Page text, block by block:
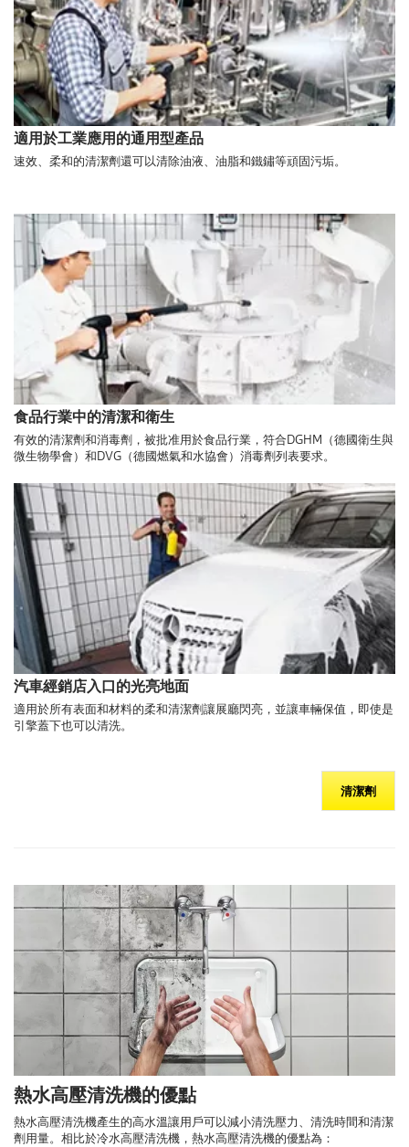
適用於工業應用的通用型產品
速效、柔和的清潔劑還可以清除油液、油脂和鐵鏽等頑固污垢。
食品行業中的清潔和衛生
有效的清潔劑和消毒劑，被批准用於食品行業，符合DGHM（德國衛生與
微生物學會）和DVG（德國燃氣和水協會）消毒劑列表要求。
汽車經銷店入口的光亮地面
適用於所有表面和材料的柔和清潔劑讓展廳閃亮，並讓車輛保值，即使是
引擎蓋下也可以清洗。
清潔劑
熱水高壓清洗機的優點
熱水高壓清洗機產生的高水溫讓用戶可以減小清洗壓力、清洗時間和清潔
劑用量。相比於冷水高壓清洗機，熱水高壓清洗機的優點為：